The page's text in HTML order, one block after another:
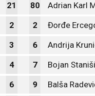
21 80 Adrian Karl
2 2 Đorđe
3 6 Andrija
4 7 Bojan
6 9 Balša